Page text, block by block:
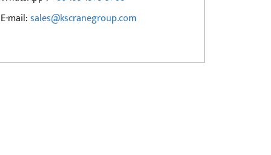
E-mail:sales@kscranegroup.com